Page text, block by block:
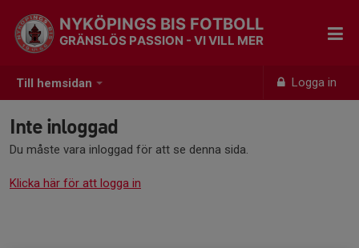
Till hemsidan Logga in
NYKÖPINGS BIS FOTBOLL
GRÄNSLÖS PASSION - VI VILL MER
Inte inloggad
Du måste vara inloggad för att se denna sida.
Klicka här för att logga in